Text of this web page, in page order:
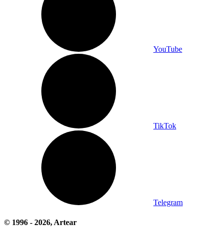
YouTube
TikTok
Telegram
© 1996 - 2026, Artear